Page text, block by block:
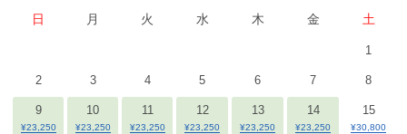
日 月 火 水 木 金 土
1
2 3 4 5 6 7 8
9
¥23,250
10
¥23,250
11
¥23,250
12
¥23,250
13
¥23,250
14
¥23,250
15
¥30,800